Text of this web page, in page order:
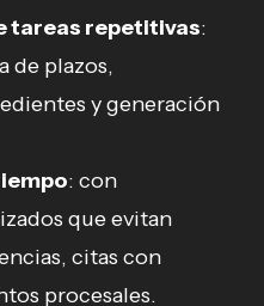
tareas repetitivas:
de plazos,
y generación
: con
que evitan
citas con
procesales.